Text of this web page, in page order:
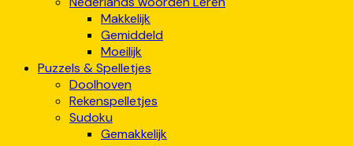
Makkelijk
Gemiddeld
Moeilijk
Puzzels & Spelletjes
Doolhoven
Rekenspelletjes
Sudoku
Gemakkelijk